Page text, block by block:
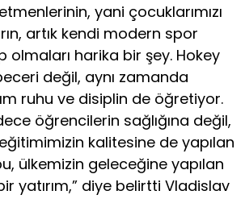
yani çocuklarımızı
artık kendi modern spor
olmaları harika bir şey. Hokey
değil, aynı zamanda
ruhu ve disiplin de öğretiyor.
öğrencilerin sağlığına değil,
kalitesine de yapılan
ülkemizin geleceğine yapılan
yatırım,” diye belirtti Vladislav